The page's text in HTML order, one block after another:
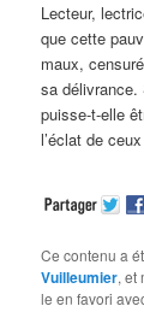
Lecteur,
que cette
maux,
sa délivrance.
puisse-t-elle
l’éclat de
Ce contenu a
Vuilleumier, et
le en favori